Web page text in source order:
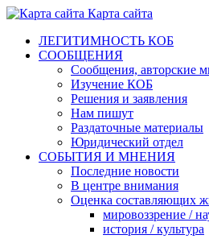
Карта сайта
ЛЕГИТИМНОСТЬ КОБ
СООБЩЕНИЯ
Сообщения, авторские
Изучение КОБ
Решения и заявления
Нам пишут
Раздаточные материалы
Юридический отдел
СОБЫТИЯ И МНЕНИЯ
Последние новости
В центре внимания
Оценка составляющих
мировоззрение /
история / культура